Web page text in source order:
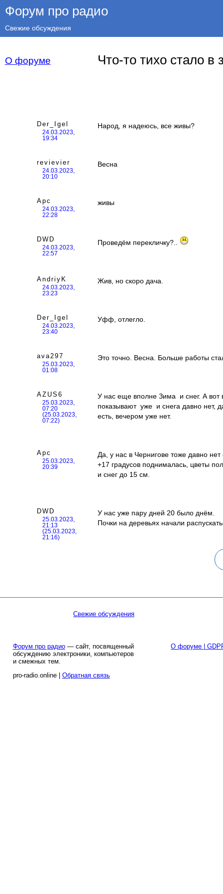
Форум про радио
Свежие обсуждения
О форуме Что-то тихо стало в
Der_Igel
24.03.2023,
19:34
Народ, я надеюсь, все живы?
revievier
24.03.2023,
20:10
Весна
Арс
24.03.2023,
22:28
живы
DWD
24.03.2023,
22:57
Проведём перекличку?..
AndriyK
24.03.2023,
23:23
Жив, но скоро дача.
Der_Igel
24.03.2023,
23:40
Уфф, отлегло.
ava297
25.03.2023,
01:08
Это точно. Весна. Больше работы
AZUS6
25.03.2023,
07:20
(25.03.2023,
07:22)
У нас еще вполне Зима и снег. А вот
показывают уже и снега давно нет,
есть, вечером уже нет.
Арс
25.03.2023,
20:39
Да, у нас в Чернигове тоже давно
+17 градусов поднималась, цветы
и снег до 15 см.
DWD
25.03.2023,
21:13
(25.03.2023,
21:16)
У нас уже пару дней 20 было днём.
Почки на деревьях начали
Свежие обсуждения
Форум про радио— сайт, посвященный
обсуждению электроники, компьютеров
и смежных тем.
pro-radio.online | Обратная связь
О форуме |